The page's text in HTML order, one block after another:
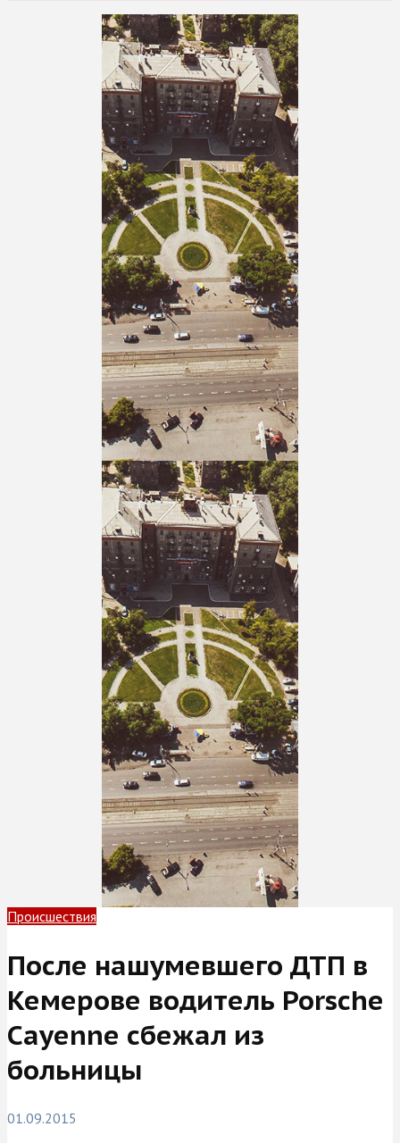
Происшествия
После нашумевшего ДТП в
Кемерове водитель Porsche
Cayenne сбежал из
больницы
01.09.2015